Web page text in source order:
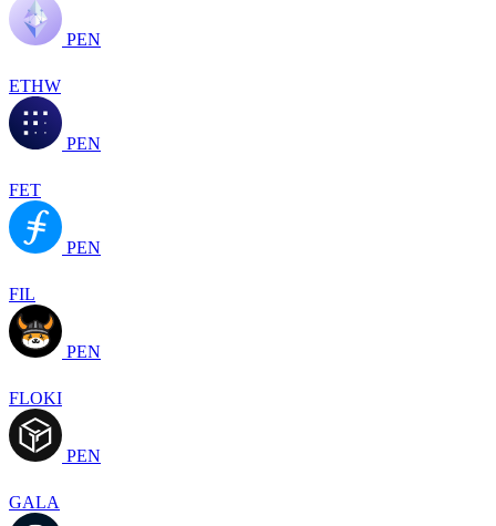
PEN
ETHW
PEN
FET
PEN
FIL
PEN
FLOKI
PEN
GALA